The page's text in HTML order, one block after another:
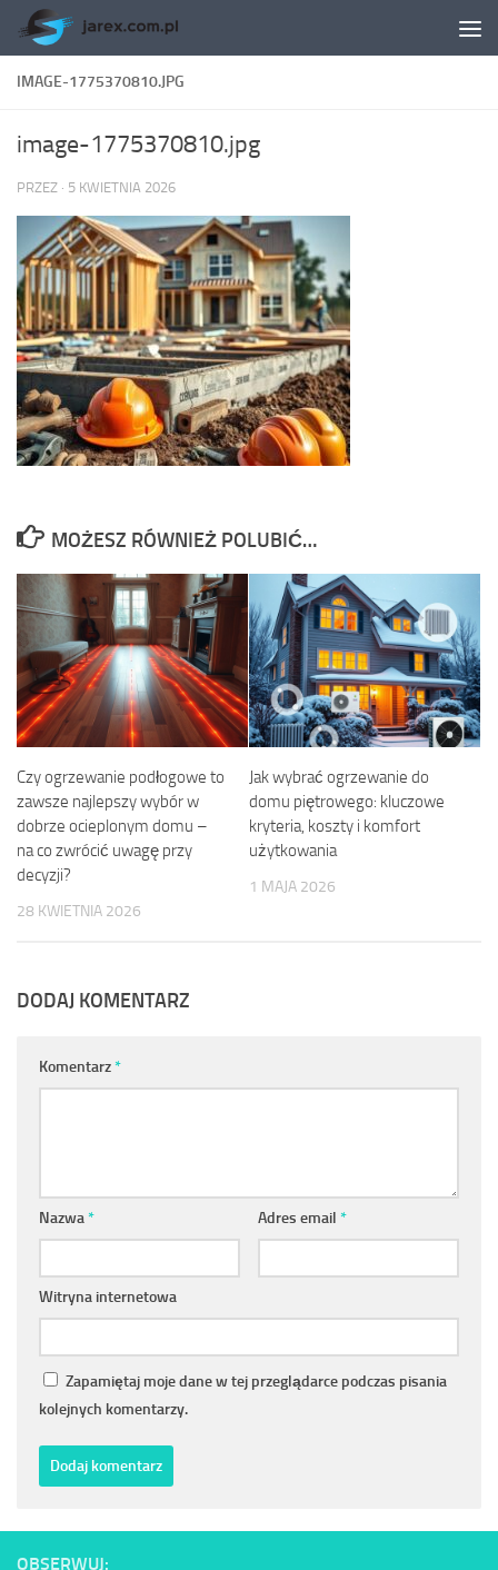
Skip to content
IMAGE-1775370810.JPG
image-1775370810.jpg
PRZEZ · 5 KWIETNIA 2026
MOŻESZ RÓWNIEŻ POLUBIĆ…
Czy ogrzewanie podłogowe to
zawsze najlepszy wybór w
dobrze ocieplonym domu –
na co zwrócić uwagę przy
decyzji?
28 KWIETNIA 2026
Jak wybrać ogrzewanie do
domu piętrowego: kluczowe
kryteria, koszty i komfort
użytkowania
1 MAJA 2026
DODAJ KOMENTARZ
Komentarz*
Nazwa* Adres email *
Witryna internetowa
Zapamiętaj moje dane w tej przeglądarce podczas pisania
kolejnych komentarzy.
OBSERWUJ: